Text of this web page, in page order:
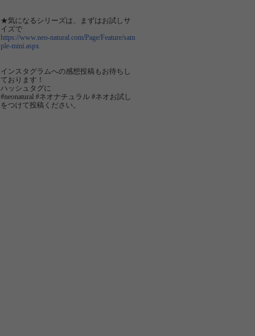
★気になるシリーズは、まずはお試しサ
イズで
https://www.neo-natural.com/Page/Feature/sam
ple-mini.aspx
インスタグラムへの感想投稿もお待ちし
ております！
ハッシュタグに
#neonatural #ネオナチュラル #ネオお試し
をつけて投稿ください。